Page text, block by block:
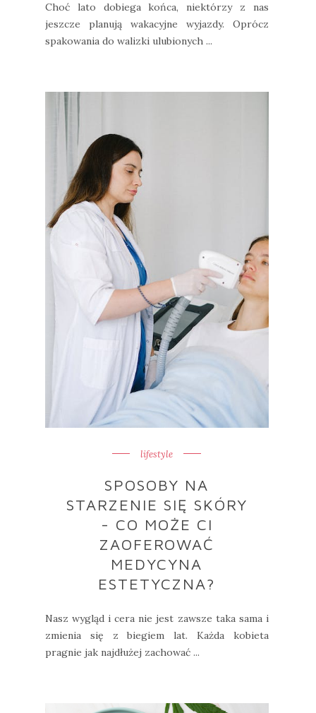
Choć lato dobiega końca, niektórzy z nas
jeszcze planują wakacyjne wyjazdy. Oprócz
spakowania do walizki ulubionych ...
lifestyle
SPOSOBY NA
STARZENIE SIĘ SKÓRY
- CO MOŻE CI
ZAOFEROWAĆ
MEDYCYNA
ESTETYCZNA?
Nasz wygląd i cera nie jest zawsze taka sama i
zmienia się z biegiem lat. Każda kobieta
pragnie jak najdłużej zachować ...